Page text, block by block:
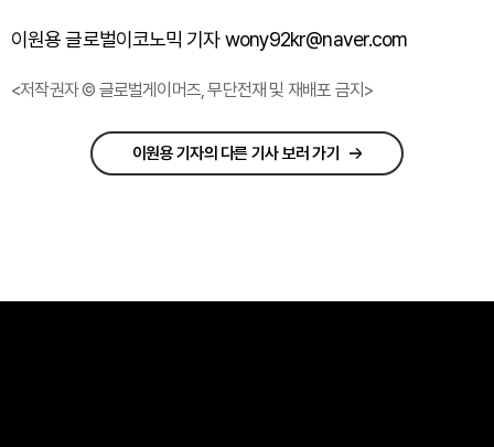
이원용 글로벌이코노믹 기자 wony92kr@naver.com
<저작권자 © 글로벌게이머즈, 무단전재 및 재배포 금지>
이원용 기자의 다른 기사 보러 가기